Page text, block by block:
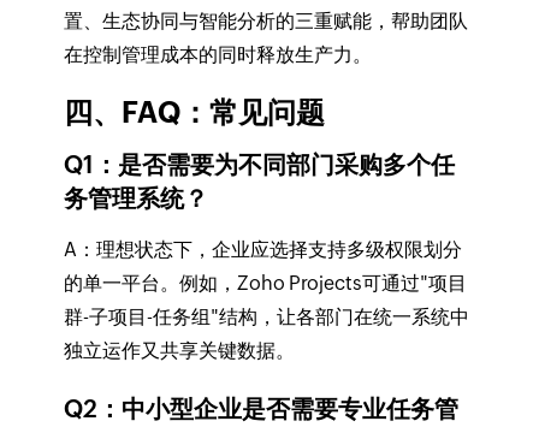
置、生态协同与智能分析的三重赋能，帮助团队
在控制管理成本的同时释放生产力。
四、FAQ：常见问题
Q1：是否需要为不同部门采购多个任
务管理系统？
A：理想状态下，企业应选择支持多级权限划分
的单一平台。例如，Zoho Projects可通过"项目
群-子项目-任务组"结构，让各部门在统一系统中
独立运作又共享关键数据。
Q2：中小型企业是否需要专业任务管